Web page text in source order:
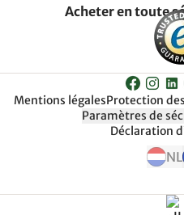
Acheter en toute
Mentions légalesProtection
Paramètres de
Déclaration
NL